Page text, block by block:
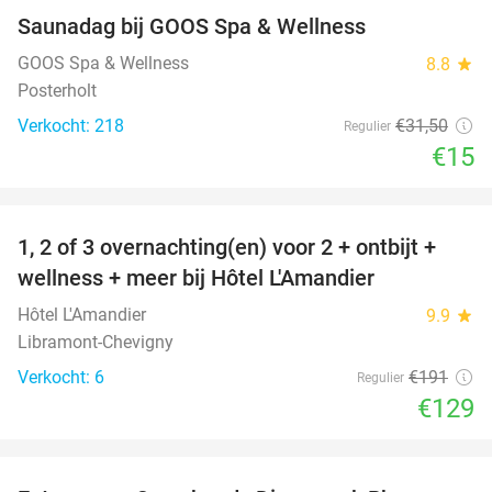
Saunadag bij GOOS Spa & Wellness
GOOS Spa & Wellness 8.8 star
Posterholt
Verkocht: 218
Regulier €31,50
€15
32%
TODAY
1, 2 of 3 overnachting(en) voor 2 + ontbijt +
wellness + meer bij Hôtel L'Amandier
Hôtel L'Amandier 9.9 star
Libramont-Chevigny
Verkocht: 6
Regulier €191
€129